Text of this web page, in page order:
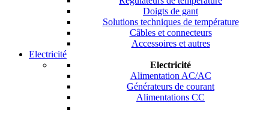
Doigts de gant
Solutions techniques de température
Câbles et connecteurs
Accessoires et autres
Electricité
Electricité
Alimentation AC/AC
Générateurs de courant
Alimentations CC